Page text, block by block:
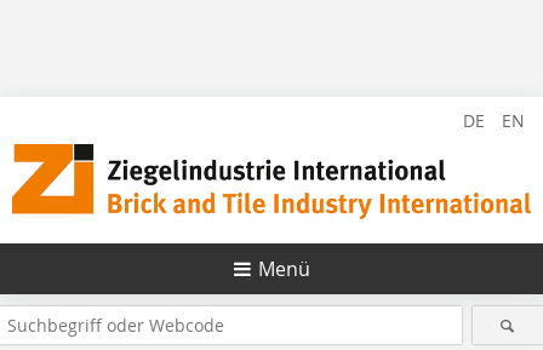
DE EN
Menü